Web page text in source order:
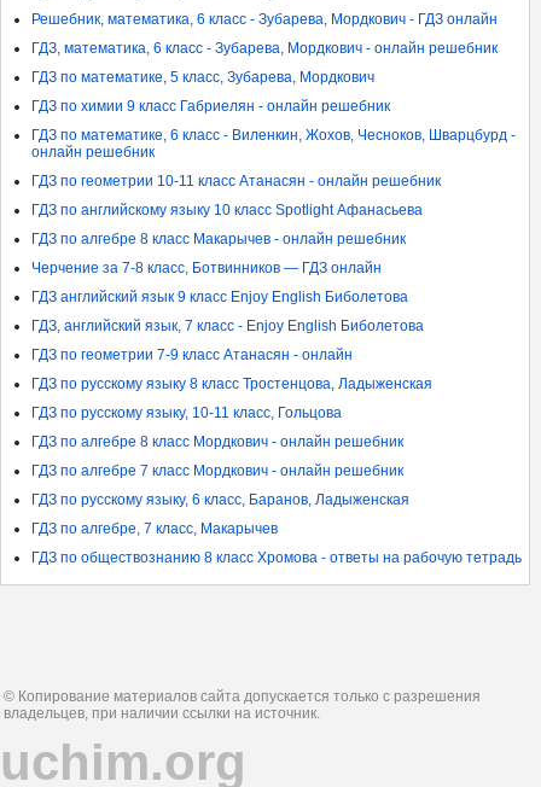
Решебник, математика, 6 класс - Зубарева, Мордкович - ГДЗ онлайн
ГДЗ, математика, 6 класс - Зубарева, Мордкович - онлайн решебник
ГДЗ по математике, 5 класс, Зубарева, Мордкович
ГДЗ по химии 9 класс Габриелян - онлайн решебник
ГДЗ по математике, 6 класс - Виленкин, Жохов, Чесноков, Шварцбурд -
онлайн решебник
ГДЗ по геометрии 10-11 класс Атанасян - онлайн решебник
ГДЗ по английскому языку 10 класс Spotlight Афанасьева
ГДЗ по алгебре 8 класс Макарычев - онлайн решебник
Черчение за 7-8 класс, Ботвинников — ГДЗ онлайн
ГДЗ английский язык 9 класс Enjoy English Биболетова
ГДЗ, английский язык, 7 класс - Enjoy English Биболетова
ГДЗ по геометрии 7-9 класс Атанасян - онлайн
ГДЗ по русскому языку 8 класс Тростенцова, Ладыженская
ГДЗ по русскому языку, 10-11 класс, Гольцова
ГДЗ по алгебре 8 класс Мордкович - онлайн решебник
ГДЗ по алгебре 7 класс Мордкович - онлайн решебник
ГДЗ по русскому языку, 6 класс, Баранов, Ладыженская
ГДЗ по алгебре, 7 класс, Макарычев
ГДЗ по обществознанию 8 класс Хромова - ответы на рабочую тетрадь
© Копирование материалов сайта допускается только с разрешения
владельцев, при наличии ссылки на источник.
uchim.org